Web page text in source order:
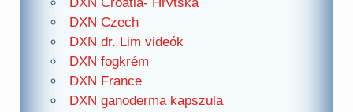
DXN Czech
DXN dr. Lim videók
DXN fogkrém
DXN France
DXN ganoderma kapszula